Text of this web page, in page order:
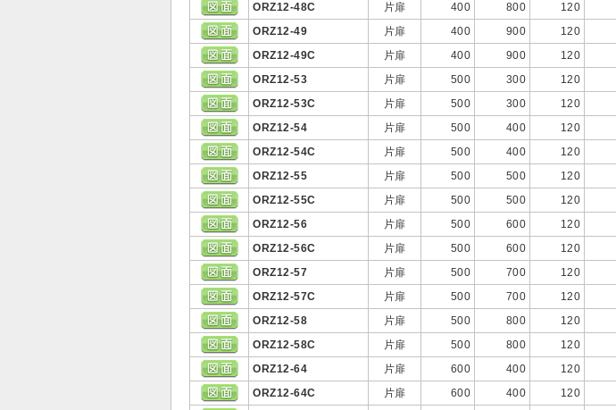
ORZ12-48C
片扉 400 800 120
ORZ12-49
片扉 400 900 120
ORZ12-49C
片扉 400 900 120
ORZ12-53
片扉 500 300 120
ORZ12-53C
片扉 500 300 120
ORZ12-54
片扉 500 400 120
ORZ12-54C
片扉 500 400 120
ORZ12-55
片扉 500 500 120
ORZ12-55C
片扉 500 500 120
ORZ12-56
片扉 500 600 120
ORZ12-56C
片扉 500 600 120
ORZ12-57
片扉 500 700 120
ORZ12-57C
片扉 500 700 120
ORZ12-58
片扉 500 800 120
ORZ12-58C
片扉 500 800 120
ORZ12-64
片扉 600 400 120
ORZ12-64C
片扉 600 400 120